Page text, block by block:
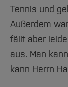
Tennis und
Außerdem
fällt aber
aus. Man
kann Herrn